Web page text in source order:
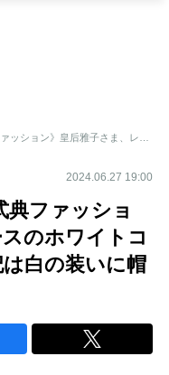
2024.06.27 19:00
典ファッショ
のホワイトコ
白の装いに帽